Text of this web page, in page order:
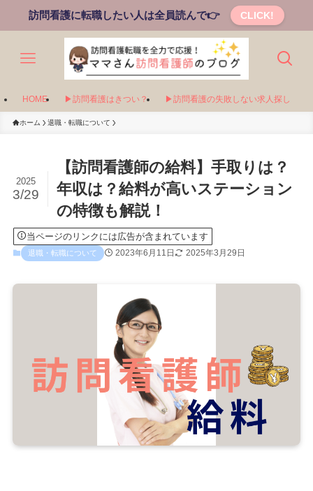
訪問看護に転職したい人は全員読んで👉 CLICK!
HOME ▶訪問看護はきつい？ ▶訪問看護の失敗しない求人探し
ホーム 退職・転職について
【訪問看護師の給料】手取りは？
年収は？給料が高いステーション
の特徴も解説！
2025
3/29
当ページのリンクには広告が含まれています
退職・転職について 2023年6月11日 2025年3月29日